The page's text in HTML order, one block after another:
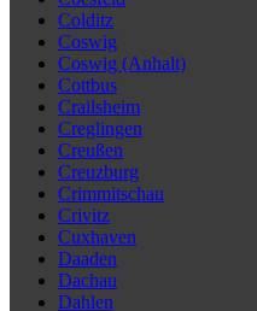
Colditz
Coswig
Coswig (Anhalt)
Cottbus
Crailsheim
Creglingen
Creußen
Creuzburg
Crimmitschau
Crivitz
Cuxhaven
Daaden
Dachau
Dahlen